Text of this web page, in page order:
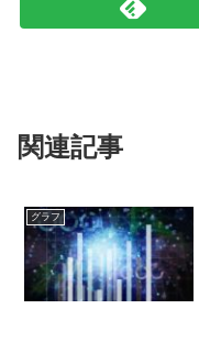
関連記事
グラフ